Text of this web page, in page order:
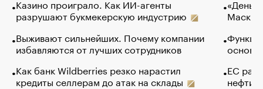
Казино проиграло. Как ИИ-агенты
разрушают букмекерскую индустрию
Выживают сильнейших. Почему компании
избавляются от лучших сотрудников
Как банк Wildberries резко нарастил
кредиты селлерам до атак на склады
Маск в
основ
ЕС
нефти